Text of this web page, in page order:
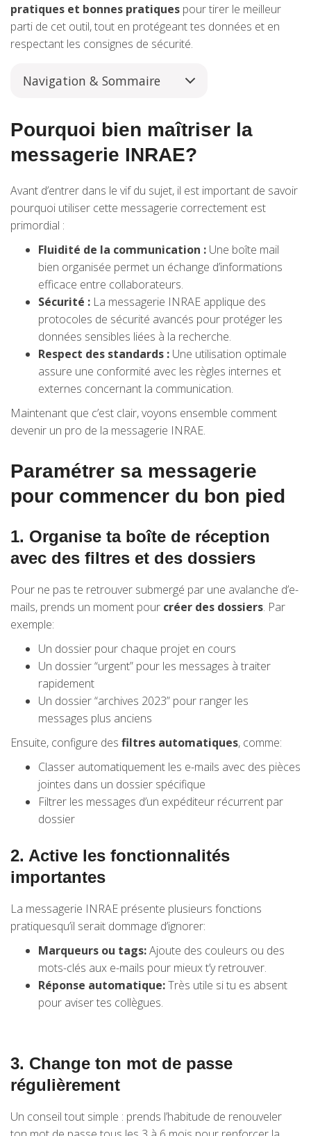
pratiques et bonnes pratiques pour tirer le meilleur
parti de cet outil, tout en protégeant tes données et en
respectant les consignes de sécurité.
Navigation & Sommaire
Pourquoi bien maîtriser la
messagerie INRAE?
Avant d’entrer dans le vif du sujet, il est important de savoir
pourquoi utiliser cette messagerie correctement est
primordial :
Fluidité de la communication : Une boîte mail
bien organisée permet un échange d’informations
efficace entre collaborateurs.
Sécurité : La messagerie INRAE applique des
protocoles de sécurité avancés pour protéger les
données sensibles liées à la recherche.
Respect des standards : Une utilisation optimale
assure une conformité avec les règles internes et
externes concernant la communication.
Maintenant que c’est clair, voyons ensemble comment
devenir un pro de la messagerie INRAE.
Paramétrer sa messagerie
pour commencer du bon pied
1. Organise ta boîte de réception
avec des filtres et des dossiers
Pour ne pas te retrouver submergé par une avalanche d’e-
mails, prends un moment pour créer des dossiers. Par
exemple:
Un dossier pour chaque projet en cours
Un dossier “urgent” pour les messages à traiter
rapidement
Un dossier “archives 2023” pour ranger les
messages plus anciens
Ensuite, configure des filtres automatiques, comme:
Classer automatiquement les e-mails avec des pièces
jointes dans un dossier spécifique
Filtrer les messages d’un expéditeur récurrent par
dossier
2. Active les fonctionnalités
importantes
La messagerie INRAE présente plusieurs fonctions
pratiquesqu’il serait dommage d’ignorer:
Marqueurs ou tags:Ajoute des couleurs ou des
mots-clés aux e-mails pour mieux t’y retrouver.
Réponse automatique:Très utile si tu es absent
pour aviser tes collègues.
3. Change ton mot de passe
régulièrement
Un conseil tout simple : prends l’habitude de renouveler